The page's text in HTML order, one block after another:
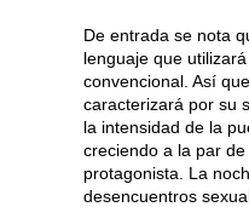
De entrada se nota
lenguaje que
convencional. Así
caracterizará por su
la intensidad de la
creciendo a la par
protagonista. La
desencuentros